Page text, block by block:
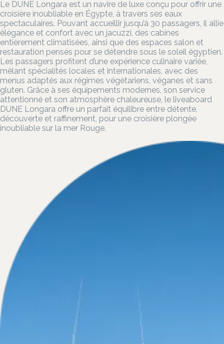
Le DUNE Longara est un navire de luxe conçu pour offrir une
croisière inoubliable en Égypte, à travers ses eaux
spectaculaires. Pouvant accueillir jusqu’à 30 passagers, il allie
élégance et confort avec un jacuzzi, des cabines
entièrement climatisées, ainsi que des espaces salon et
restauration pensés pour se détendre sous le soleil égyptien.
Les passagers profitent d’une expérience culinaire variée,
mêlant spécialités locales et internationales, avec des
menus adaptés aux régimes végétariens, véganes et sans
gluten. Grâce à ses équipements modernes, son service
attentionné et son atmosphère chaleureuse, le liveaboard
DUNE Longara offre un parfait équilibre entre détente,
découverte et raffinement, pour une croisière plongée
inoubliable sur la mer Rouge.